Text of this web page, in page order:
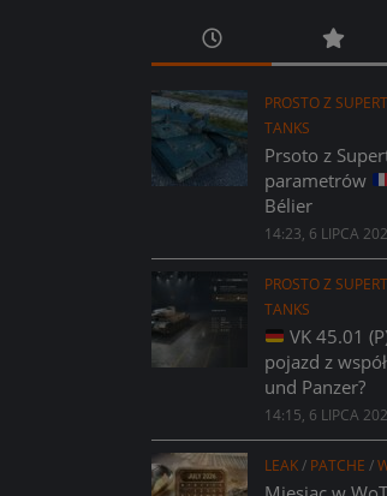
PROSTO Z
TANKS
Prsoto z
parametrów
Bélier
14:23, 6 LIPCA
PROSTO Z
TANKS
VK 45.01
pojazd z
und Panzer?
14:15, 6 LIPCA
LEAK/ PATCHE /